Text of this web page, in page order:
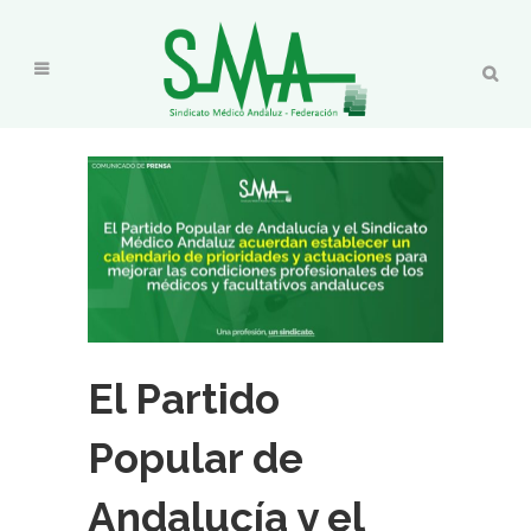
El Partido
Popular de
Andalucía y el